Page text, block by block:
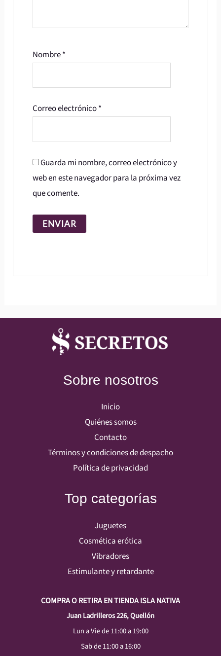
Nombre*
Correo electrónico*
Guarda mi nombre, correo electrónico y
web en este navegador para la próxima vez
que comente.
Sobre nosotros
Inicio
Quiénes somos
Contacto
Términos y condiciones de despacho
Política de privacidad
Top categorías
Juguetes
Cosmética erótica
Vibradores
Estimulante y retardante
COMPRA O RETIRA EN TIENDA ISLA NATIVA
Juan Ladrilleros 226, Quellón
Lun a Vie de 11:00 a 19:00
Sab de 11:00 a 16:00